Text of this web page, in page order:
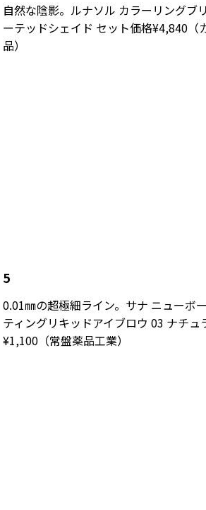
自然な陰影。ルナソル カラーリングブ
ーテッドシェイド セット価格¥4,840（
品）
5
0.01㎜の超極細ライン。サナ ニューボ
ティングリキッドアイブロウ 03 ナチュ
¥1,100（常盤薬品工業）